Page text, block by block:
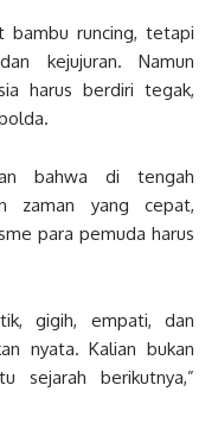
bambu runcing, tetapi
kejujuran. Namun
harus berdiri tegak,
bahwa di tengah
zaman yang cepat,
para pemuda harus
gigih, empati, dan
nyata. Kalian bukan
sejarah berikutnya,”